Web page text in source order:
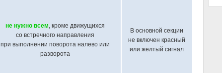
не нужно всем, кроме движущихся
со встречного направления
при выполнении поворота налево или
разворота
В основной секции
не включен красный
или желтый сигнал